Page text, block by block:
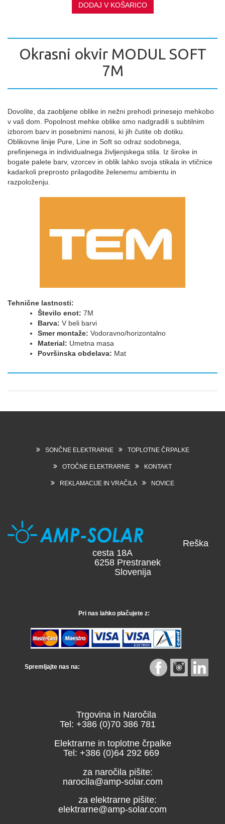
DODAJ V KOŠARICO
Okrasni okvir MODUL SOFT
7M
Dovolite, da zaobljene oblike in nežni prehodi prinesejo mehkobo
v vaš dom. Popolnost mehke oblike smo nadgradili s subtilnim
izborom barv in posebnimi nanosi, ki jih čutite ob dotiku.
Oblikovne linije Pure, Line in Soft so odraz sodobnega,
prefinjenega in individualnega življenjskega stila. Iz široke in
bogate palete barv, vzorcev in oblik lahko svoja stikala in vtičnice
kadarkoli preprosto prilagodite želenemu ambientu in
razpoloženju.
Tehnične lastnosti:
Število enot: 7M
Barva: V beli barvi
Smer montaže: Vodoravno/horizontalno
Material: Umetna masa
Površinska obdelava: Mat
SONČNE ELEKTRARNE TOPLOTNE ČRPALKE
OTOČNE ELEKTRARNE KONTAKT
REKLAMACIJE IN VRAČILA NOVICE
Reška
cesta 18A
6258 Prestranek
Slovenija
Pri nas lahko plačujete z:
Spremljajte nas na:
Trgovina in Naročila
Tel: +386 (0)70 386 781
Elektrarne in toplotne črpalke
Tel: +386 (0)64 292 669
za naročila pišite:
narocila@amp-solar.com
za elektrarne pišite:
elektrarne@amp-solar.com